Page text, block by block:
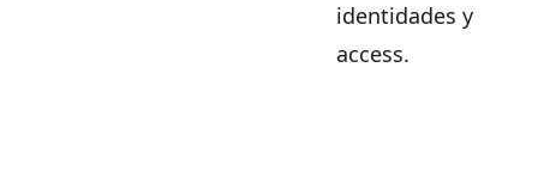
identidades y
access.